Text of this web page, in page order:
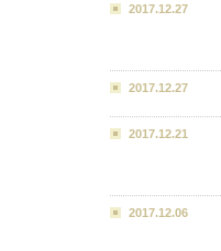
2017.12.27
2017.12.27
2017.12.21
2017.12.06